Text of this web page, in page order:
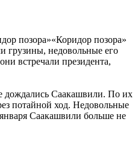
«Коридор позора»
грузины, недовольные его
встречали президента,
дождались Саакашвили. По их
потайной ход. Недовольные
Саакашвили больше не